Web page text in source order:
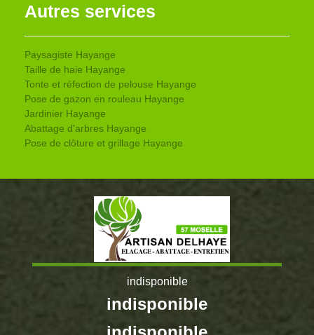
Autres services
Paysagiste Hayange
Taille de haie Hayange
Tonte et réfection de pelouse Hayange
Pose de gazon en rouleau Hayange
Jardinier Hayange
Abattage d'arbres Hayange
Pose de clôture et grillage Hayange
indisponible
indisponible